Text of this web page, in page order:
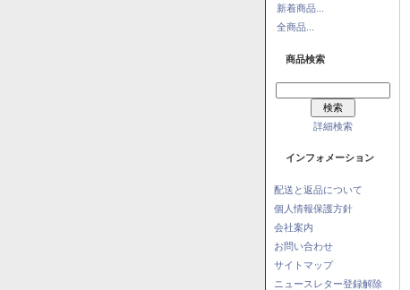
新着商品...
全商品...
商品検索
詳細検索
インフォメーション
配送と返品について
個人情報保護方針
会社案内
お問い合わせ
サイトマップ
ニュースレター登録解除